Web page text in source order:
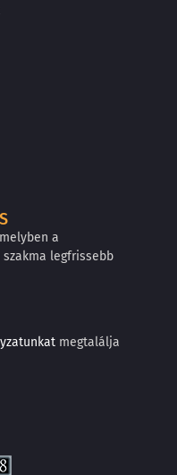
a
legfrissebb
megtalálja